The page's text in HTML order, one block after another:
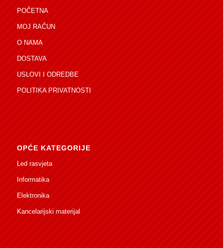
POČETNA
MOJ RAČUN
O NAMA
DOSTAVA
USLOVI I ODREDBE
POLITIKA PRIVATNOSTI
OPĆE KATEGORIJE
Led rasvjeta
Informatika
Elektronika
Kancelarijski materijal